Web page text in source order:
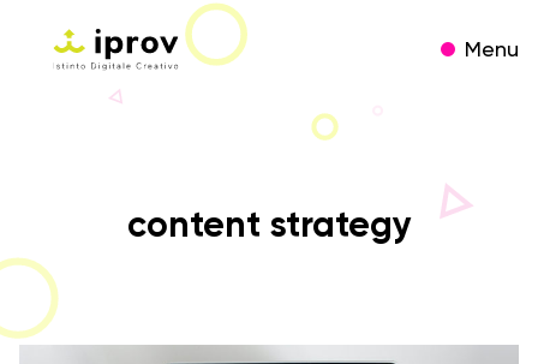
Menu
content strategy